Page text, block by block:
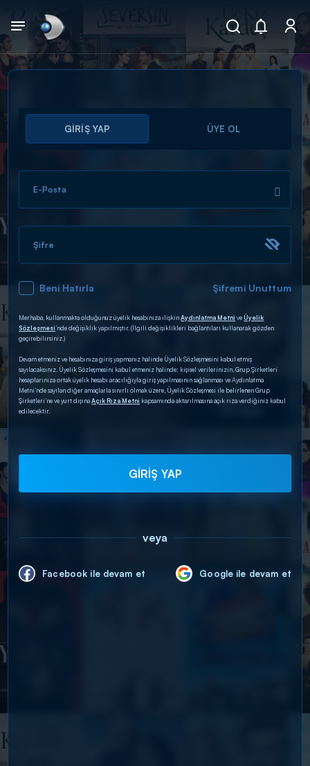
Arama
ARAMA SONUÇLARI
DİĞER SONUÇLAR
GİRİŞ YAP ÜYE OL
E-Posta
Şifre
Beni Hatırla Şifremi Unuttum
Merhaba, kullanmakta olduğunuz üyelik hesabınıza ilişkinAydınlatma Metni veÜyelik
Sözleşmesi’nde değişiklik yapılmıştır. (İlgili değişiklikleri bağlantıları kullanarak gözden
geçirebilirsiniz.)
Devam etmeniz ve hesabınıza giriş yapmanız halinde Üyelik Sözleşmesini kabul etmiş
sayılacaksınız. Üyelik Sözleşmesini kabul etmeniz halinde; kişisel verilerinizin, Grup Şirketleri
hesaplarınıza ortak üyelik hesabı aracılığıyla giriş yapılmasının sağlanması ve Aydınlatma
Metni’nde sayılan diğer amaçlarla sınırlı olmak üzere, Üyelik Sözleşmesi ile belirlenen Grup
Şirketleri’ne ve yurt dışınaAçık Rıza Metni kapsamında aktarılmasına açık rıza verdiğiniz kabul
edilecektir.
GİRİŞ YAP
veya
Facebook ile devam et Google ile devam et